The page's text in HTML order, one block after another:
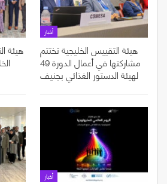
هيئة
أخبار
هيئة التقييس الخليجية تختتم
مشاركتها في أعمال الدورة 49
لهيئة الدستور الغذائي بجنيف
أخبار